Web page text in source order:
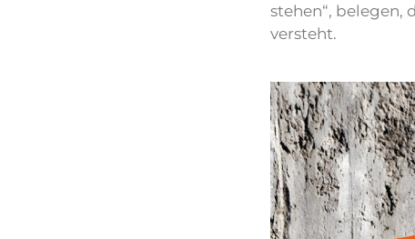
stehen“, belegen,
versteht.